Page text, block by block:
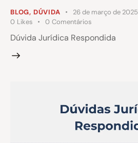
BLOG, DÚVIDA 26 de março de 2025
0 Likes 0 Comentários
Dúvida Jurídica Respondida